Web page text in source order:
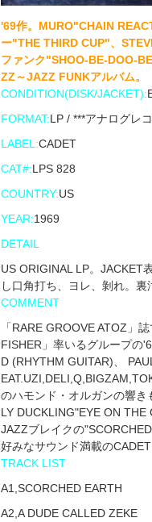
'69作。MURO"CHAIN
ー"THE THIRD CUP"、
ファンク"SHOO-BE-DOO-
ZZ～JAZZ FUNKアルバム。
CONDITION(DISK/JACKET):
FORMAT:LP / ***アナログレ
LABEL:CADET
CAT#:LPS 828
COUNTRY:US
YEAR:1969
DETAIL
US ORIGINAL LP。JACKET
し口角打ち、ヨレ、剝れ。裏
COMMENT
「RARE GROOVE ATOZ」
FISHER」率いるグループの
D (RHYTHM GUITAR)、
のハモンド・オルガンの響
LY DUCKLING"EYE ON
JAZZブレイクの
好みなサウンド満載の
TRACK LIST
A1,SCORCHED EARTH
A2,A DUDE CALLED ZEKE